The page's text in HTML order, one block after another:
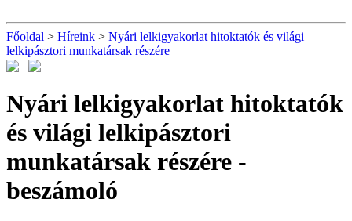
Főoldal > Híreink > Nyári lelkigyakorlat hitoktatók és világi
lelkipásztori munkatársak részére
Nyári lelkigyakorlat hitoktatók
és világi lelkipásztori
munkatársak részére -
beszámoló